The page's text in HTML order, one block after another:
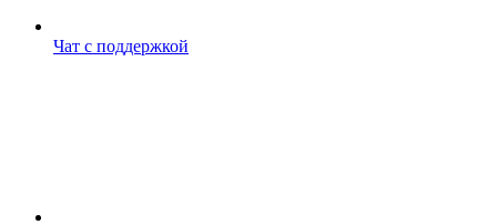
Чат с поддержкой